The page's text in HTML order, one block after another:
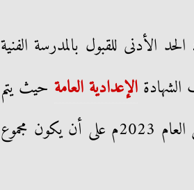
الأدنى للقبول بالمدرسة الفنية
الإعدادية العامةحيث يتم
القبول للطلاب الحاصلين على الإعدادية العامة لنفس العام 2023م على أن يكون مجموع